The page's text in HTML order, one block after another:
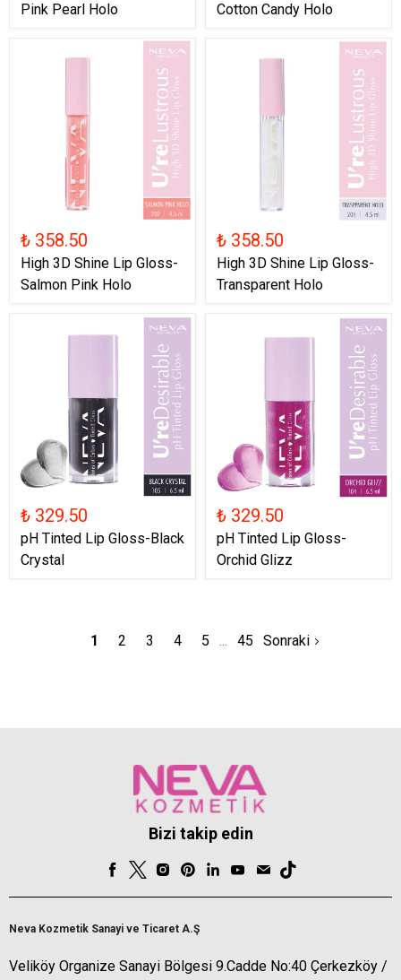
Pink Pearl Holo
Cotton Candy Holo
₺ 358.50
High 3D Shine Lip Gloss-
Salmon Pink Holo
₺ 358.50
High 3D Shine Lip Gloss-
Transparent Holo
₺ 329.50
pH Tinted Lip Gloss-Black
Crystal
₺ 329.50
pH Tinted Lip Gloss-
Orchid Glizz
1 2 3 4 5 45 Sonraki
Bizi takip edin
Neva Kozmetik Sanayi ve Ticaret A.Ş
Veliköy Organize Sanayi Bölgesi 9.Cadde No:40 Çerkezköy /